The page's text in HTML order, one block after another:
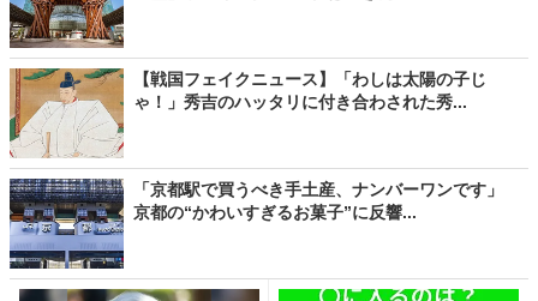
【戦国フェイクニュース】「わしは太陽の子じ
ゃ！」秀吉のハッタリに付き合わされた秀...
「京都駅で買うべき手土産、ナンバーワンです」
京都の“かわいすぎるお菓子”に反響...